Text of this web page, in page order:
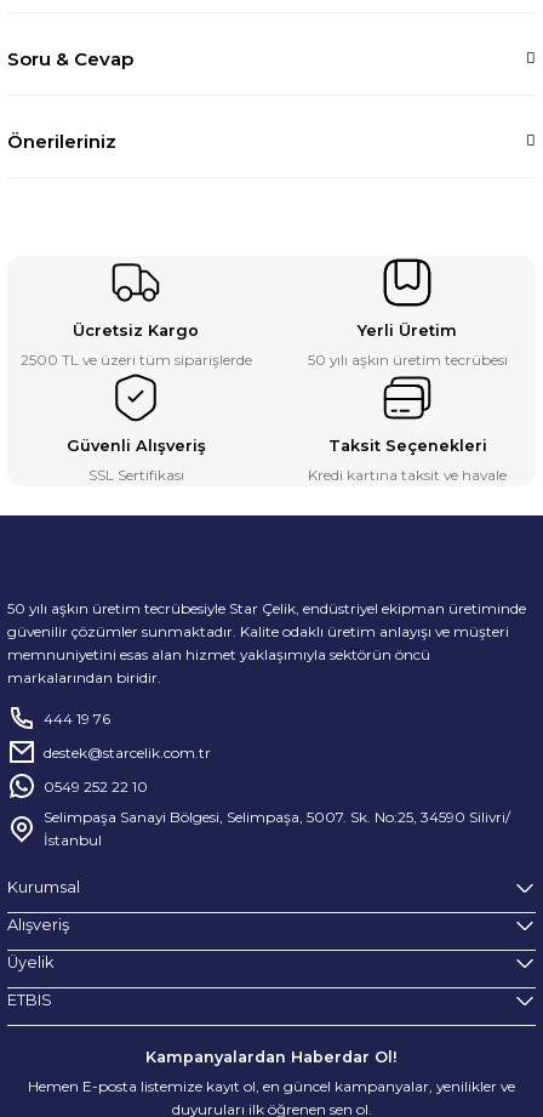
Soru & Cevap
Önerileriniz
Ücretsiz Kargo
2500 TL ve üzeri tüm siparişlerde
Yerli Üretim
50 yılı aşkın üretim tecrübesi
Güvenli Alışveriş
SSL Sertifikası
Taksit Seçenekleri
Kredi kartına taksit ve havale
50 yılı aşkın üretim tecrübesiyle Star Çelik, endüstriyel ekipman üretiminde
güvenilir çözümler sunmaktadır. Kalite odaklı üretim anlayışı ve müşteri
memnuniyetini esas alan hizmet yaklaşımıyla sektörün öncü
markalarından biridir.
444 19 76
destek@starcelik.com.tr
0549 252 22 10
Selimpaşa Sanayi Bölgesi, Selimpaşa, 5007. Sk. No:25, 34590 Silivri/
İstanbul
Kurumsal
Alışveriş
Üyelik
ETBIS
Kampanyalardan Haberdar Ol!
Hemen E-posta listemize kayıt ol, en güncel kampanyalar, yenilikler ve
duyuruları ilk öğrenen sen ol.